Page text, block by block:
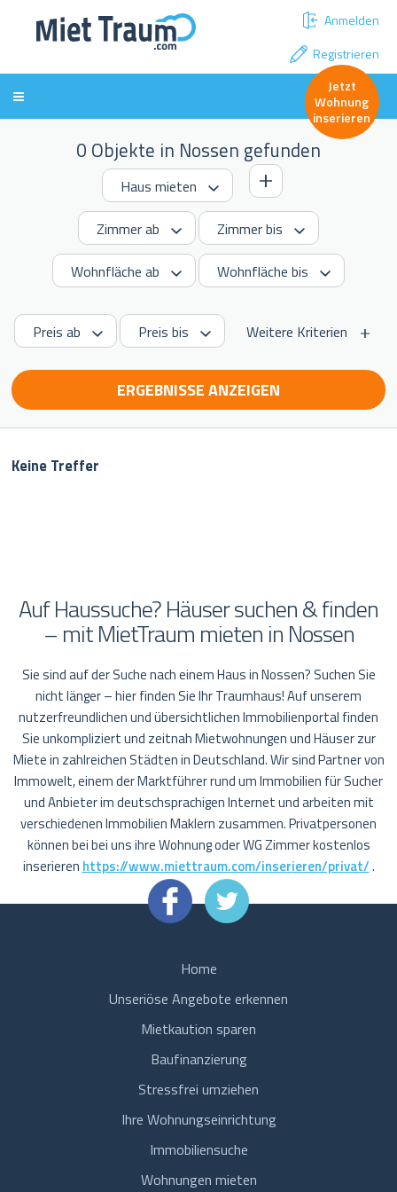
Anmelden
Registrieren
Jetzt
Wohnung
inserieren
0 Objekte in Nossen gefunden
Weitere Kriterien
ERGEBNISSE ANZEIGEN
Keine Treffer
Auf Haussuche? Häuser suchen & finden
– mit MietTraum mieten in Nossen
Sie sind auf der Suche nach einem Haus in Nossen? Suchen Sie
nicht länger – hier finden Sie Ihr Traumhaus! Auf unserem
nutzerfreundlichen und übersichtlichen Immobilienportal finden
Sie unkompliziert und zeitnah Mietwohnungen und Häuser zur
Miete in zahlreichen Städten in Deutschland. Wir sind Partner von
Immowelt, einem der Marktführer rund um Immobilien für Sucher
und Anbieter im deutschsprachigen Internet und arbeiten mit
verschiedenen Immobilien Maklern zusammen. Privatpersonen
können bei bei uns ihre Wohnung oder WG Zimmer kostenlos
inserieren https://www.miettraum.com/inserieren/privat/.
Home
Unseriöse Angebote erkennen
Mietkaution sparen
Baufinanzierung
Stressfrei umziehen
Ihre Wohnungseinrichtung
Immobiliensuche
Wohnungen mieten